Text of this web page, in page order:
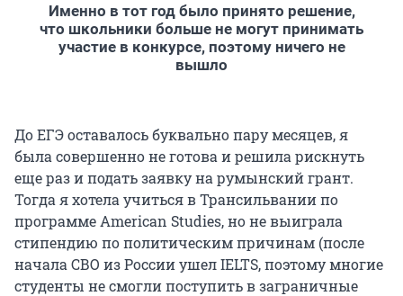
Именно в тот год было принято решение,
что школьники больше не могут принимать
участие в конкурсе, поэтому ничего не
вышло
До ЕГЭ оставалось буквально пару месяцев, я
была совершенно не готова и решила рискнуть
еще раз и подать заявку на румынский грант.
Тогда я хотела учиться в Трансильвании по
программе American Studies, но не выиграла
стипендию по политическим причинам (после
начала СВО из России ушел IELTS, поэтому многие
студенты не смогли поступить в заграничные